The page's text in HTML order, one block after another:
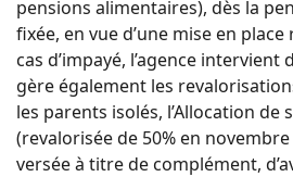
pensions alimentaires), dès la
fixée, en vue d’une mise en
cas d’impayé, l’agence
gère également les
les parents isolés, l’Allocation de
(revalorisée de 50% en
versée à titre de complément,